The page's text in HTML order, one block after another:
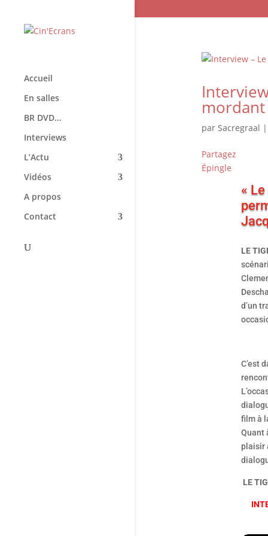
Accueil
En salles
BR DVD…
Interviews
L’Actu
Vidéos
A propos
Contact
mordant
par Sacregraal
Partagez
Épingle
«
LE
d’un
C’est
film à
Quant
plaisir
LE